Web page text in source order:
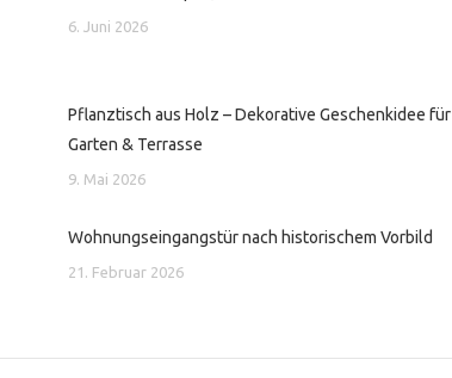
6. Juni 2026
Pflanztisch aus Holz – Dekorative Geschenkidee für
Garten & Terrasse
9. Mai 2026
Wohnungseingangstür nach historischem Vorbild
21. Februar 2026